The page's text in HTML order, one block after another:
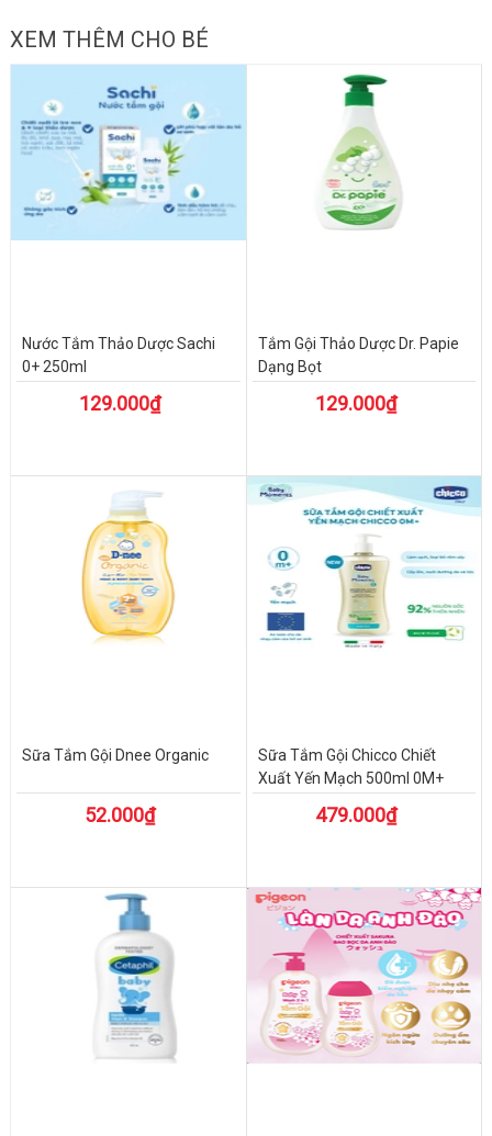
XEM THÊM CHO BÉ
Nước Tắm Thảo Dược Sachi
0+ 250ml
129.000₫
Tắm Gội Thảo Dược Dr. Papie
Dạng Bọt
129.000₫
Sữa Tắm Gội Dnee Organic
52.000₫
Sữa Tắm Gội Chicco Chiết
Xuất Yến Mạch 500ml 0M+
479.000₫